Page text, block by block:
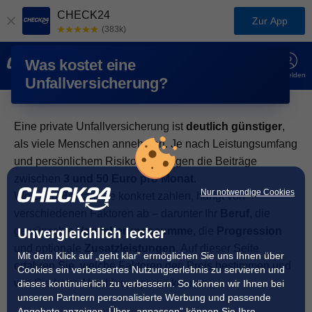
Nur notwendige Cookies
Unvergleichlich lecker
Mit dem Klick auf „geht klar” ermöglichen Sie uns Ihnen über
Cookies ein verbessertes Nutzungserlebnis zu servieren und
dieses kontinuierlich zu verbessern. So können wir Ihnen bei
unseren Partnern personalisierte Werbung und passende
CHECK24
(383k)
Zur App
Anmelden
Was kostet eine
Unfallversicherung?
Eine private Unfallversicherung ist deutlich günstiger,
als viele Menschen annehmen. Je nach Leistungsumfang
und persönlichem Risikoprofil liegen die Beiträge
3 und 50 Euro pro Monat
Welchen Beitrag Sie konkret zahlen, hängt von
verschiedenen Faktoren ab – darunter Ihr
gewünschteVersicherungssumme
erfahren Sie, welche Faktoren den Preis bestimmen und
wie Sie beim Abschluss sparen können.